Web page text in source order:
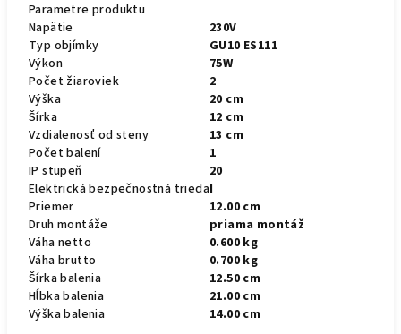
Parametre produktu
Napätie
230V
Typ objímky
GU10 ES111
Výkon
75W
Počet žiaroviek
2
Výška
20 cm
Šírka
12 cm
Vzdialenosť od steny
13 cm
Počet balení
1
IP stupeň
20
Elektrická bezpečnostná triedaI
Priemer
12.00 cm
Druh montáže
priama montáž
Váha netto
0.600 kg
Váha brutto
0.700 kg
Šírka balenia
12.50 cm
Hĺbka balenia
21.00 cm
Výška balenia
14.00 cm